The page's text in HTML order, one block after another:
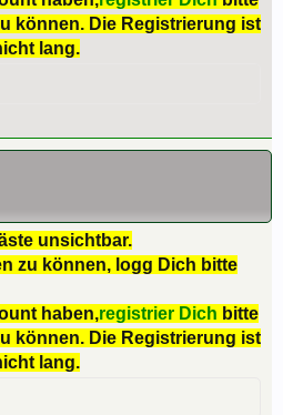
können. Die Registrierung ist
lang.
unsichtbar.
zu können, logg Dich bitte
haben,registrier Dich bitte
können. Die Registrierung ist
lang.